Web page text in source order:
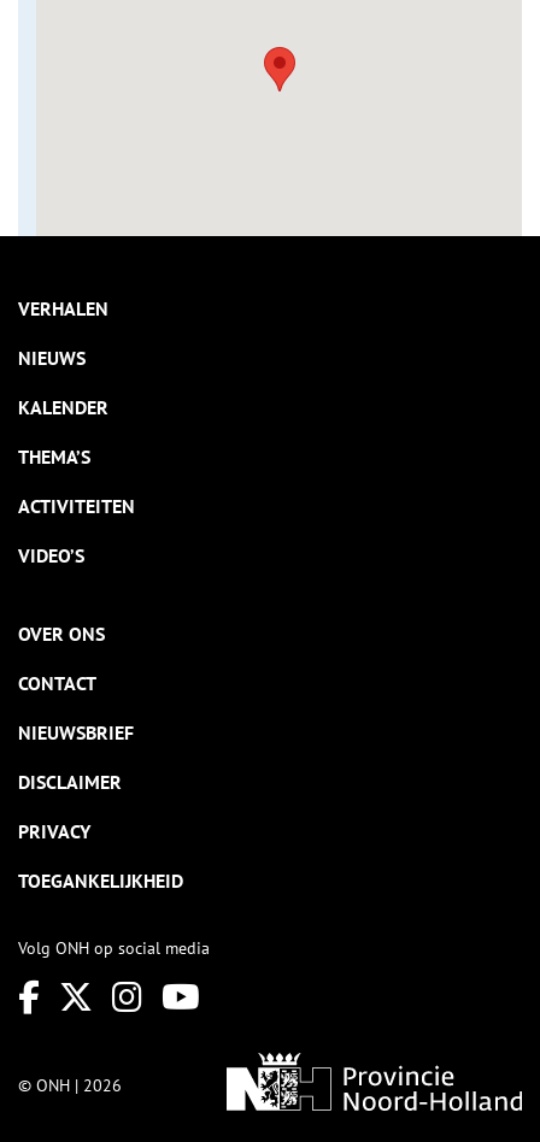
VERHALEN
NIEUWS
KALENDER
THEMA’S
ACTIVITEITEN
VIDEO’S
OVER ONS
CONTACT
NIEUWSBRIEF
DISCLAIMER
PRIVACY
TOEGANKELIJKHEID
Volg ONH op social media
© ONH | 2026